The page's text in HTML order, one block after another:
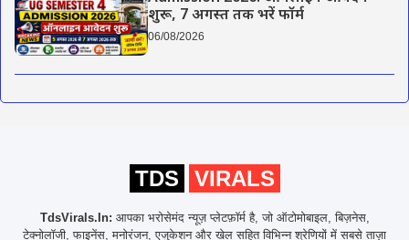
शुरू, 7 अगस्त तक भरें फॉर्म
06/08/2026
TDS VIRALS
TdsVirals.In: आपका भरोसेमंद न्यूज़ प्लेटफ़ॉर्म है, जो ऑटोमोबाइल, बिज़नेस,
टेक्नोलॉजी, फाइनेंस, मनोरंजन, एजुकेशन और खेल सहित विभिन्न श्रेणियों में सबसे ताज़ा